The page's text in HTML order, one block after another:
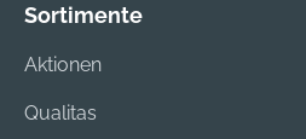
Sortimente
Aktionen
Qualitas